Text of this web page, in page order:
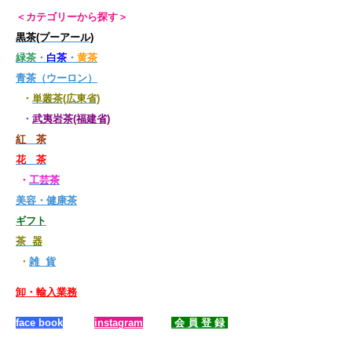
＜カテゴリーから探す＞
黒茶(プーアール)
緑茶 ・ 白茶 ・ 黄茶
青茶（ウーロン）
・ 単叢茶(広東省)
・ 武夷岩茶(福建省)
紅 茶
花 茶
・ 工芸茶
美容・健康茶
ギフト
茶 器
・ 雑 貨
卸・輸入業務
face book instagram 会 員 登 録